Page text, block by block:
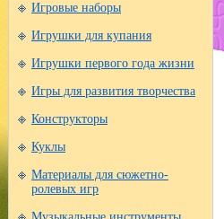
Игровые наборы
Игрушки для купания
Игрушки первого года жизни
Игры для развития творчества
Конструкторы
Куклы
Материалы для сюжетно-
ролевых игр